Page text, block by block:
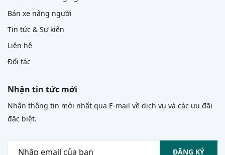
Bán xe nâng người
Tin tức & Sự kiện
Liên hệ
Đối tác
Nhận tin tức mới
Nhận thông tin mới nhất qua E-mail về dịch vụ và các ưu đãi
đặc biệt.
ĐĂNG KÝ